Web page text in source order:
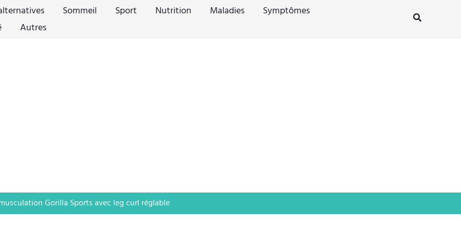
Sommeil Sport Nutrition Maladies
Symptômes
Autres
Rechercher
Gorilla Sports avec leg curl réglable